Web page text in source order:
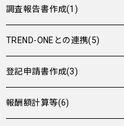
調査報告書作成(1)
TREND-ONEとの連携(5)
登記申請書作成(3)
報酬額計算等(6)